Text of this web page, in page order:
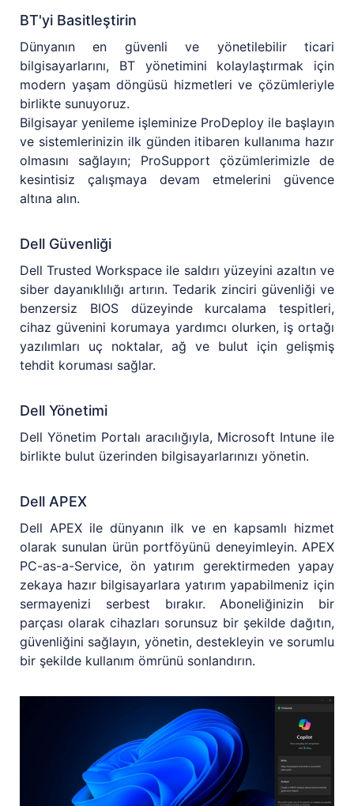
BT'yi Basitleştirin
Dünyanın en güvenli ve yönetilebilir ticari
bilgisayarlarını, BT yönetimini kolaylaştırmak için
modern yaşam döngüsü hizmetleri ve çözümleriyle
birlikte sunuyoruz.
Bilgisayar yenileme işleminize ProDeploy ile başlayın
ve sistemlerinizin ilk günden itibaren kullanıma hazır
olmasını sağlayın; ProSupport çözümlerimizle de
kesintisiz çalışmaya devam etmelerini güvence
altına alın.
Dell Güvenliği
Dell Trusted Workspace ile saldırı yüzeyini azaltın ve
siber dayanıklılığı artırın. Tedarik zinciri güvenliği ve
benzersiz BIOS düzeyinde kurcalama tespitleri,
cihaz güvenini korumaya yardımcı olurken, iş ortağı
yazılımları uç noktalar, ağ ve bulut için gelişmiş
tehdit koruması sağlar.
Dell Yönetimi
Dell Yönetim Portalı aracılığıyla, Microsoft Intune ile
birlikte bulut üzerinden bilgisayarlarınızı yönetin.
Dell APEX
Dell APEX ile dünyanın ilk ve en kapsamlı hizmet
olarak sunulan ürün portföyünü deneyimleyin. APEX
PC-as-a-Service, ön yatırım gerektirmeden yapay
zekaya hazır bilgisayarlara yatırım yapabilmeniz için
sermayenizi serbest bırakır. Aboneliğinizin bir
parçası olarak cihazları sorunsuz bir şekilde dağıtın,
güvenliğini sağlayın, yönetin, destekleyin ve sorumlu
bir şekilde kullanım ömrünü sonlandırın.